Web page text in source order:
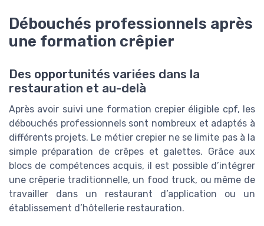
Débouchés professionnels après
une formation crêpier
Des opportunités variées dans la
restauration et au-delà
Après avoir suivi une formation crepier éligible cpf, les
débouchés professionnels sont nombreux et adaptés à
différents projets. Le métier crepier ne se limite pas à la
simple préparation de crêpes et galettes. Grâce aux
blocs de compétences acquis, il est possible d’intégrer
une crêperie traditionnelle, un food truck, ou même de
travailler dans un restaurant d’application ou un
établissement d’hôtellerie restauration.